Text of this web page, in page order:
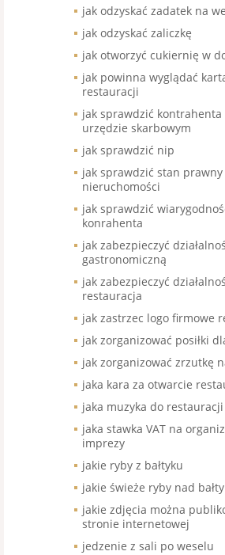
jak odzyskać zadatek na
jak odzyskać zaliczkę
jak otworzyć cukiernię w
jak powinna wyglądać
restauracji
jak sprawdzić kontrahenta
urzędzie skarbowym
jak sprawdzić nip
jak sprawdzić stan prawny
nieruchomości
jak sprawdzić
konrahenta
jak zabezpieczyć
gastronomiczną
jak zabezpieczyć
restauracja
jak zastrzec logo firmowe
jak zorganizować posiłki
jak zorganizować zrzutkę
jaka kara za otwarcie
jaka muzyka do restauracji
jaka stawka VAT na
imprezy
jakie ryby z bałtyku
jakie świeże ryby nad
jakie zdjęcia można
stronie internetowej
jedzenie z sali po weselu